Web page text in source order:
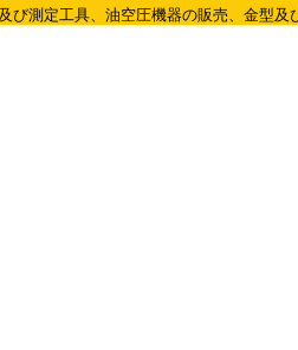
び測定工具、油空圧機器の販売、金型